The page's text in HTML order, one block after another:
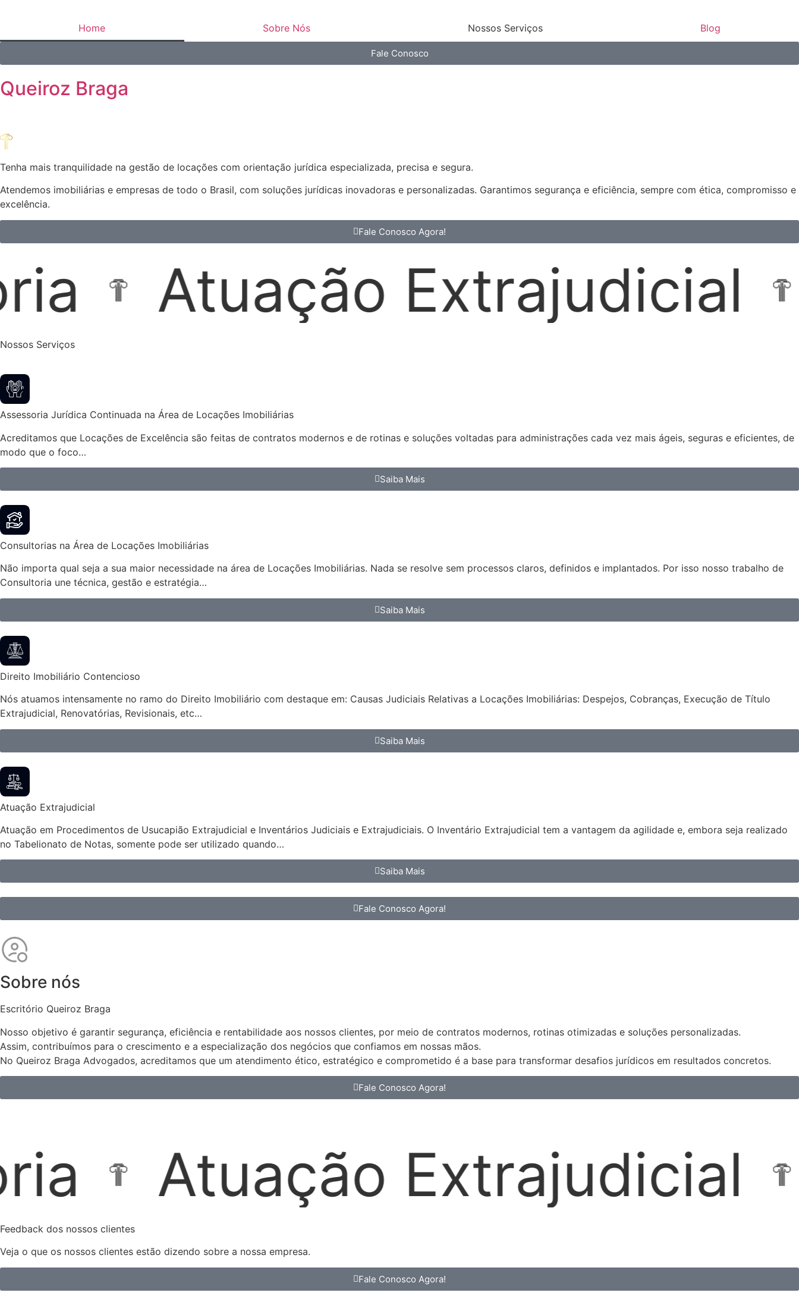
Home Sobre Nós Nossos Serviços Blog
Fale Conosco
Queiroz Braga
Tenha mais tranquilidade na gestão de locações com orientação jurídica especializada, precisa e segura.
Atendemos imobiliárias e empresas de todo o Brasil, com soluções jurídicas inovadoras e personalizadas. Garantimos segurança e eficiência, sempre com ética, compromisso e
excelência.
Fale Conosco Agora!
Extrajudicial Locações
Nossos Serviços
Assessoria Jurídica Continuada na Área de Locações Imobiliárias
Acreditamos que Locações de Excelência são feitas de contratos modernos e de rotinas e soluções voltadas para administrações cada vez mais ágeis, seguras e eficientes, de
modo que o foco…
Saiba Mais
Consultorias na Área de Locações Imobiliárias
Não importa qual seja a sua maior necessidade na área de Locações Imobiliárias. Nada se resolve sem processos claros, definidos e implantados. Por isso nosso trabalho de
Consultoria une técnica, gestão e estratégia…
Saiba Mais
Direito Imobiliário Contencioso
Nós atuamos intensamente no ramo do Direito Imobiliário com destaque em: Causas Judiciais Relativas a Locações Imobiliárias: Despejos, Cobranças, Execução de Título
Extrajudicial, Renovatórias, Revisionais, etc…
Saiba Mais
Atuação Extrajudicial
Atuação em Procedimentos de Usucapião Extrajudicial e Inventários Judiciais e Extrajudiciais. O Inventário Extrajudicial tem a vantagem da agilidade e, embora seja realizado
no Tabelionato de Notas, somente pode ser utilizado quando…
Saiba Mais
Fale Conosco Agora!
Sobre nós
Escritório Queiroz Braga
Nosso objetivo é garantir segurança, eficiência e rentabilidade aos nossos clientes, por meio de contratos modernos, rotinas otimizadas e soluções personalizadas.
Assim, contribuímos para o crescimento e a especialização dos negócios que confiamos em nossas mãos.
No Queiroz Braga Advogados, acreditamos que um atendimento ético, estratégico e comprometido é a base para transformar desafios jurídicos em resultados concretos.
Fale Conosco Agora!
Extrajudicial Locações
Feedback dos nossos clientes
Veja o que os nossos clientes estão dizendo sobre a nossa empresa.
Fale Conosco Agora!